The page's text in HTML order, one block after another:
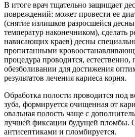
В итоге врач тщательно защищает
повреждений: может провести ее
(снятие излишков разросшейся
температур наконечником), сделать
нависающих краев) десны
пропитанными
процедура проводится,
обезболивании для достижения
результатов лечения кариеса корня.
Обработка полости проводится под
зуба, формируется очищенная от
овальная полость чаще с
лучшей фиксации будущей пломбы.
антисептиками и пломбируется.